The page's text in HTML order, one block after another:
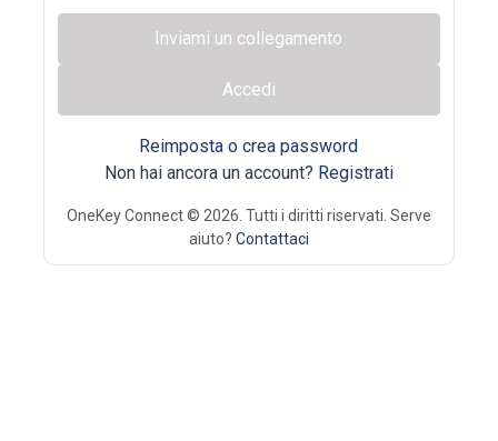
Inviami un collegamento
Accedi
Reimposta o crea password
Non hai ancora un account? Registrati
OneKey Connect © 2026. Tutti i diritti riservati. Serve
aiuto? Contattaci